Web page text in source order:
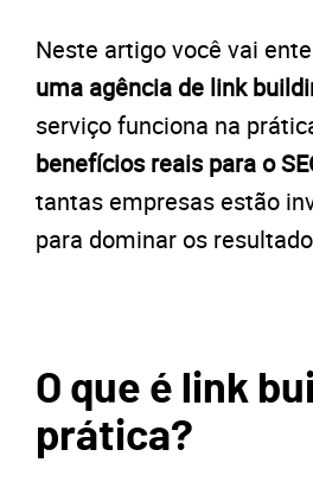
Neste artigo você vai
uma agência de link
serviço funciona na
benefícios reais para o
tantas empresas estão
para dominar os
O que é link
prática?